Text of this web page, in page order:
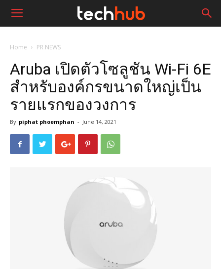
Home PR NEWS
Aruba เปิดตัวโซลูชัน Wi-Fi 6E
สำหรับองค์กรขนาดใหญ่เป็น
รายแรกของวงการ
By piphat phoemphan - June 14, 2021